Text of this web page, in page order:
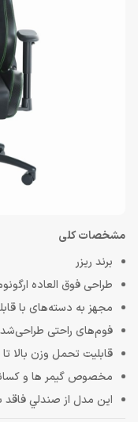
مشخصات کلی
برند ریزر
طراحی فوق العاده
مجهز به دسته‌های با قابلیت
فوم‌های راحتی طراحی‌شده
قابلیت تحمل وزن بالا تا 150 کیلوگرم
مخصوص گیمر ها و
اين مدل از صندلي